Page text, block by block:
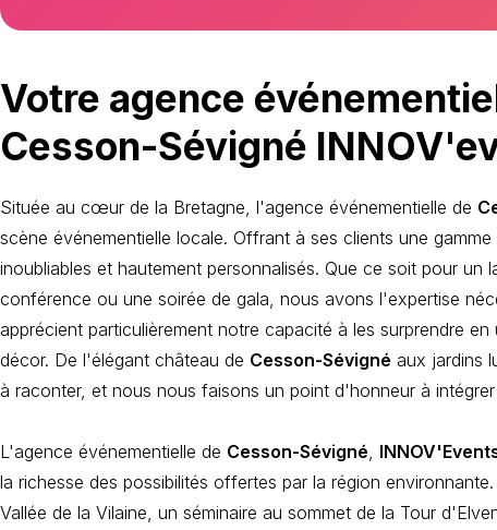
Votre agence
Cesson-Sévigné
Située au cœur de la Bretagne, l'agence événementielle de
scène événementielle locale. Offrant à ses clients une
inoubliables et hautement personnalisés. Que ce soit pour
conférence ou une soirée de gala, nous avons l'expertise
apprécient particulièrement notre capacité à les surprendre
décor. De l'élégant château de Cesson-Sévigné aux jardins
à raconter, et nous nous faisons un point d'honneur à
L'agence événementielle de Cesson-Sévigné,
la richesse des possibilités offertes par la région
Vallée de la Vilaine, un séminaire au sommet de la Tour